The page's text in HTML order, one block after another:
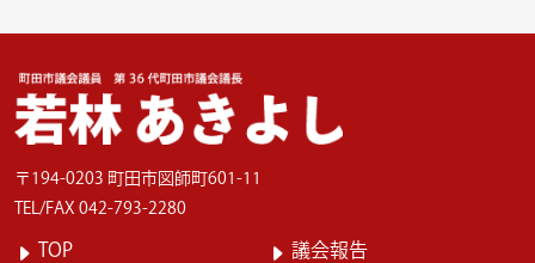
〒194-0203 町田市図師町601-11
TEL/FAX 042-793-2280
TOP 議会報告